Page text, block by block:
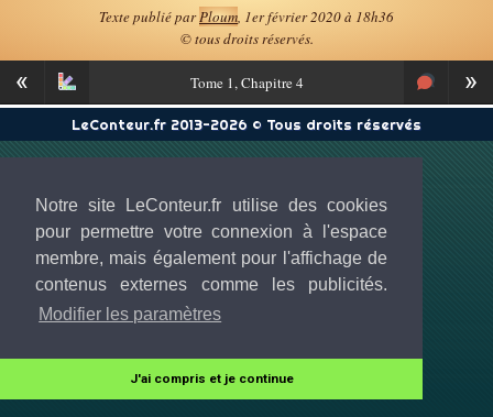
Notre site LeConteur.fr utilise des cookies
pour permettre votre connexion à l'espace
membre, mais également pour l'affichage de
contenus externes comme les publicités.
Modifier les paramètres
J'ai compris et je continue
Texte publié parPloum, 1er février 2020 à 18h36
© tous droits réservés.
« »
Tome1, Chapitre 4
LeConteur.fr 2013-2026 © Tous droits réservés